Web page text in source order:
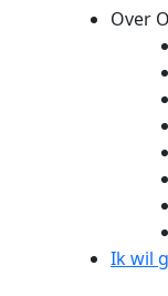
Over
Ik wil